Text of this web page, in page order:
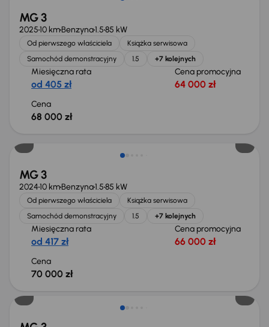
MG 3
202510 kmBenzyna1.585 kW
Od pierwszego właściciela
Książka serwisowa
Samochód demonstracyjny
1.5 +7 kolejnych
Miesięczna rata
od 405 zł
Cena promocyjna
64 000 zł
Cena
68 000 zł
MG 3
202410 kmBenzyna1.585 kW
Od pierwszego właściciela
Książka serwisowa
Samochód demonstracyjny
1.5 +7 kolejnych
Miesięczna rata
od 417 zł
Cena promocyjna
66 000 zł
Cena
70 000 zł